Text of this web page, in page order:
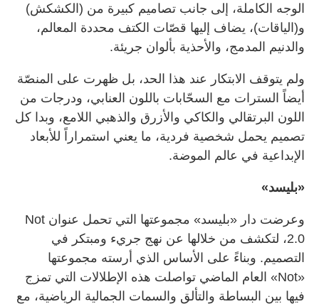
الوجه الكاملة، إلى جانب تصاميم كبيرة من (الكشكش)
و(الياقات)، يضاف إليها قصّات الكتف محددة المعالم،
والدنيم المدمج، والأحذية بألوان جريئة.
ولم يتوقف الابتكار عند هذا الحد، بل ظهرت على المنصّة
أيضاً السترات مع السحّابات باللون العنابي، ودرجات من
اللون البرتقالي والكاكي والأزرق والذهبي اللامع، وبدا كل
تصميم يحمل شخصية فردية، ما يعني استمراراً للأبعاد
الإبداعية في عالم الموضة.
«بليسد»
وعرضت دار «بليسد» مجموعتها التي تحمل عنوان Not
2.0، لتكشف من خلالها عن نهج جريء ومبتكر في
التصميم. وبناءً على الأساس الذي أرسته مجموعتها
«Not» العام الماضي تواصلت هذه الإطلالات التي تمزج
فيها بين البساطة والتألق والسمات الجمالية الرياضية، مع